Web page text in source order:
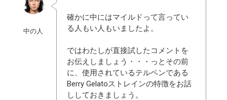
確かに中にはマイルドって言ってい
る人もい人もいましたよ。
ではわたしが直接試したコメントを
お伝えしましょう・・・っとその前
に、使用されているテルペンである
Berry Gelatoストレインの特徴をお話
ししておきましょう。
中の人